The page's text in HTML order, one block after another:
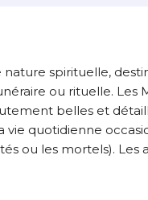
spirituelle,
ou rituelle.
belles et
vie quotidienne
ou les mortels).